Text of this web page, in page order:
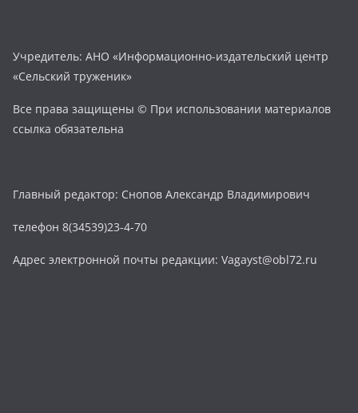
Учредитель: АНО «Информационно-издательский центр
«Сельский труженик»
Все права защищены © При использовании материалов
ссылка обязательна
Главный редактор: Снопов Александр Владимирович
телефон 8(34539)23-4-70
Адрес электронной почты редакции: Vagayst@obl72.ru